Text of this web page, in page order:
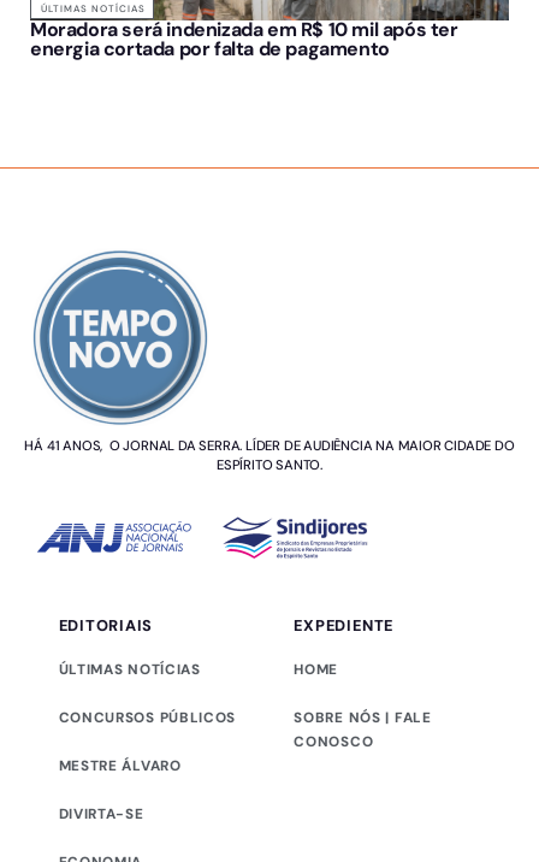
ÚLTIMAS NOTÍCIAS
Moradora será indenizada em R$ 10 mil após ter
energia cortada por falta de pagamento
HÁ 41 ANOS, O JORNAL DA SERRA. LÍDER DE AUDIÊNCIA NA MAIOR CIDADE DO
ESPÍRITO SANTO.
EDITORIAIS
ÚLTIMAS NOTÍCIAS
CONCURSOS PÚBLICOS
MESTRE ÁLVARO
DIVIRTA-SE
EXPEDIENTE
HOME
SOBRE NÓS | FALE
CONOSCO